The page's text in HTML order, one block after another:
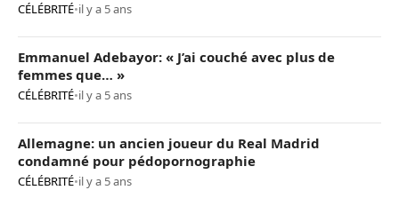
CÉLÉBRITÉ•il y a 5 ans
Emmanuel Adebayor: « J’ai couché avec plus de
femmes que… »
CÉLÉBRITÉ•il y a 5 ans
Allemagne: un ancien joueur du Real Madrid
condamné pour pédopornographie
CÉLÉBRITÉ•il y a 5 ans